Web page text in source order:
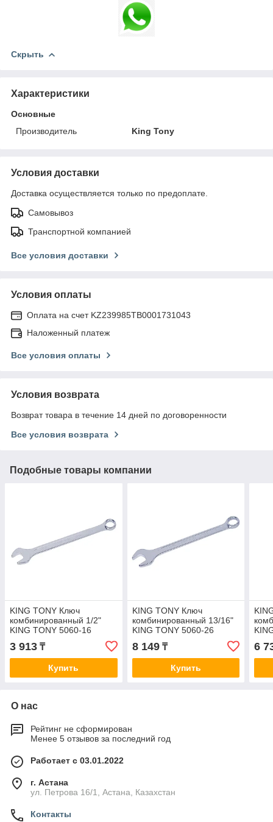
Скрыть
Характеристики
Основные
Производитель
King Tony
Условия доставки
Доставка осуществляется только по предоплате.
Самовывоз
Транспортной компанией
Все условия доставки
Условия оплаты
Оплата на счет KZ239985TB0001731043
Наложенный платеж
Все условия оплаты
Условия возврата
Возврат товара в течение 14 дней по договоренности
Все условия возврата
Подобные товары компании
KING TONY Ключ
комбинированный 1/2"
KING TONY 5060-16
3 913 ₸
Купить
KING TONY Ключ
комбинированный 13/16"
KING TONY 5060-26
8 149₸
Купить
6
О нас
Рейтинг не сформирован
Менее 5 отзывов за последний год
Работает с 03.01.2022
г. Астана
ул. Петрова 16/1, Астана, Казахстан
Контакты